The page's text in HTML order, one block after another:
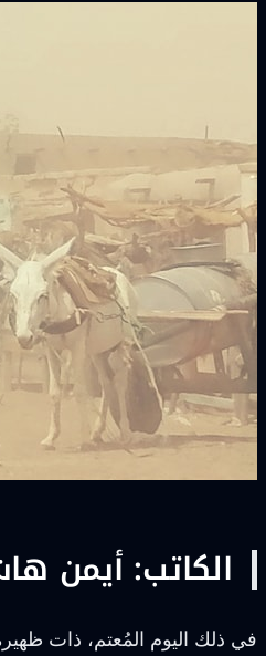
الكاتب: أيمن
في ذلك اليوم المُعتم، ذات